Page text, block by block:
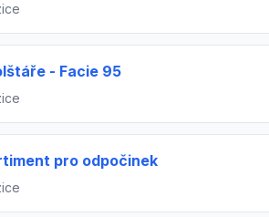
- Facie 95
pro odpočinek